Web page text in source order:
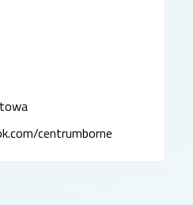
centrumborne